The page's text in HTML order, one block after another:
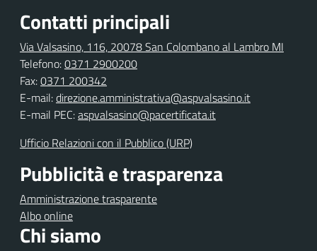
Contatti principali
Via Valsasino, 116, 20078 San Colombano al Lambro MI
Telefono:0371 2900200
Fax:0371 200342
E-mail:direzione.amministrativa@aspvalsasino.it
E-mail PEC:aspvalsasino@pacertificata.it
Ufficio Relazioni con il Pubblico (URP)
Pubblicità e trasparenza
Amministrazione trasparente
Albo online
Chi siamo